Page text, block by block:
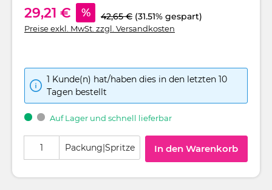
29,21 € % 42,65 € (31.51% gespart)
Preise exkl. MwSt. zzgl. Versandkosten
1 Kunde(n) hat/haben dies in den letzten 10
Tagen bestellt
Auf Lager und schnell lieferbar
Packung|Spritze In den Warenkorb